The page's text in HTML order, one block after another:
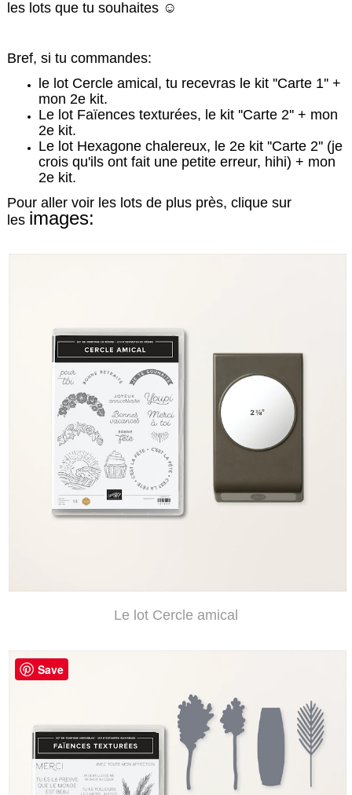
les lots que tu souhaites ☺️
Bref, si tu commandes:
le lot Cercle amical, tu recevras le kit ''Carte 1'' +
mon 2e kit.
Le lot Faïences texturées, le kit ''Carte 2'' + mon
2e kit.
Le lot Hexagone chalereux, le 2e kit ''Carte 2'' (je
crois qu'ils ont fait une petite erreur, hihi) + mon
2e kit.
Pour aller voir les lots de plus près, clique sur
les images:
Le lot Cercle amical
Save